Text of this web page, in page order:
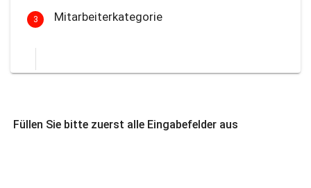
3 Mitarbeiterkategorie
Füllen Sie bitte zuerst alle Eingabefelder aus